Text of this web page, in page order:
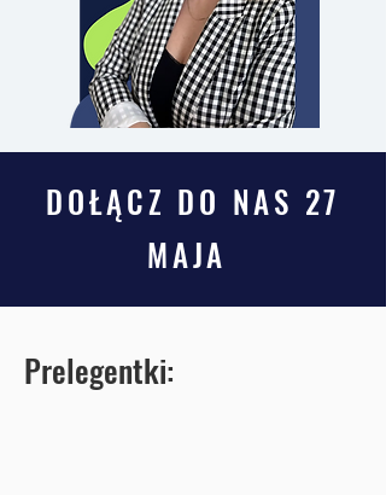
DOŁĄCZ DO NAS 27
MAJA
Prelegentki: